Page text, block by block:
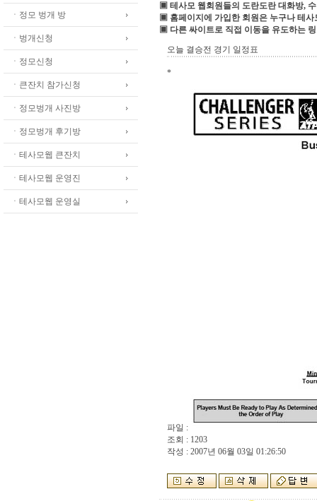
ㆍ정모 벙개 방
ㆍ벙개신청
ㆍ정모신청
ㆍ큰잔치 참가신청
ㆍ정모벙개 사진방
ㆍ정모벙개 후기방
ㆍ테사모웹 큰잔치
ㆍ테사모웹 운영진
ㆍ테사모웹 운영실
▣ 테사모 웹회원들의 도란도란 대화방,
▣ 홈페이지에 가입한 회원은 누구나 테사
▣ 다른 싸이트로 직접 이동을 유도하는
오늘 결승전 경기 일정표
*
파일 :
조회 : 1203
작성 : 2007년 06월 03일 01:26:50